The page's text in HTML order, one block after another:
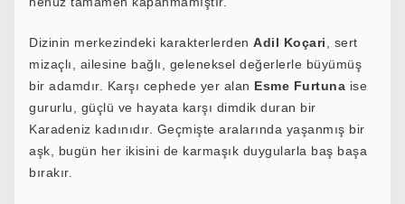
Dizinin merkezindeki karakterlerden Adil Koçari , sert
mizaçlı, ailesine bağlı, geleneksel değerlerle büyümüş
bir adamdır. Karşı cephede yer alan Esme Furtuna ise
gururlu, güçlü ve hayata karşı dimdik duran bir
Karadeniz kadınıdır. Geçmişte aralarında yaşanmış bir
aşk, bugün her ikisini de karmaşık duygularla baş başa
bırakır.